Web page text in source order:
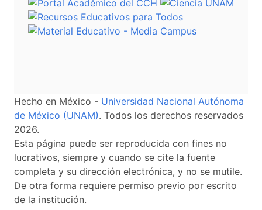
Hecho en México - Universidad Nacional Autónoma
de México (UNAM). Todos los derechos reservados
2026.
Esta página puede ser reproducida con fines no
lucrativos, siempre y cuando se cite la fuente
completa y su dirección electrónica, y no se mutile.
De otra forma requiere permiso previo por escrito
de la institución.